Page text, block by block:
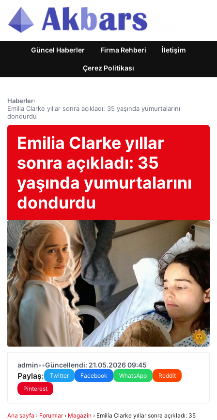
Güncel Haberler Firma Rehberi İletişim
Çerez Politikası
Haberler›
Emilia Clarke yıllar sonra açıkladı: 35 yaşında yumurtalarını
dondurdu
Emilia Clarke yıllar
sonra açıkladı: 35
yaşında yumurtalarını
dondurdu
admin••Güncellendi: 21.05.2026 09:45
Paylaş: Twitter Facebook WhatsApp
Reddit
Pinterest
Ana sayfa › Forumlar › Magazin › Emilia Clarke yıllar sonra açıkladı: 35